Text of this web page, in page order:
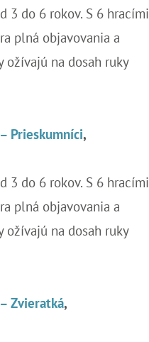
3 do 6 rokov. S 6 hracími
plná objavovania a
ožívajú na dosah ruky
Prieskumníci,
3 do 6 rokov. S 6 hracími
plná objavovania a
ožívajú na dosah ruky
Zvieratká,